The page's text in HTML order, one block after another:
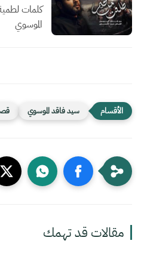
كلمات
الموسوي
سيد فاقد الموسوي
مقالات قد تهمك